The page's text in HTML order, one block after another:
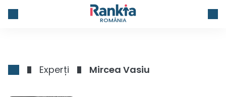
ROMÂNIA
Experți Mircea Vasiu